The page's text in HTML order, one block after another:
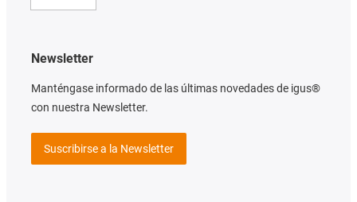
Newsletter
Manténgase informado de las últimas novedades de igus®
con nuestra Newsletter.
Suscribirse a la Newsletter